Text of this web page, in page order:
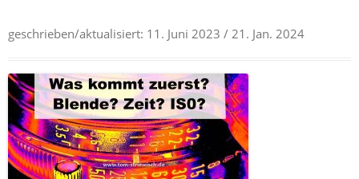
geschrieben/aktualisiert: 11. Juni 2023 / 21. Jan. 2024